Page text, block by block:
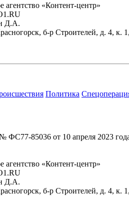
«Контент-центр»
Д.А.
б-р Строителей, д. 4,
Политика
ФС77-85036 от 10 апреля 2023
«Контент-центр»
Д.А.
б-р Строителей, д. 4,